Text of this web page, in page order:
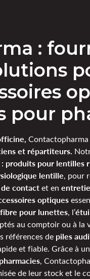
:
pour
et répartiteurs.
produits pour lentilles
lentille, pour
contactet en
optiques
pour lunettes, l’
au comptoir ou à la
références de piles
et fiable. Grâce à
pharmacies,
de leur stock et le